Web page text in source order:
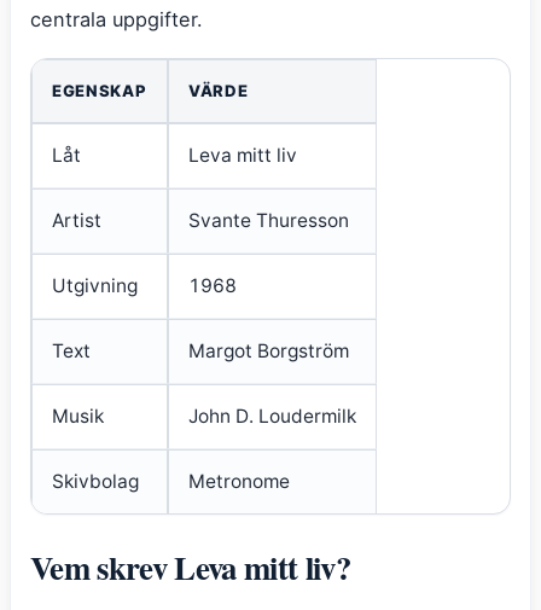
centrala uppgifter.
EGENSKAP VÄRDE
Låt Leva mitt liv
Artist Svante Thuresson
Utgivning 1968
Text Margot Borgström
Musik John D. Loudermilk
Skivbolag Metronome
Vem skrev Leva mitt liv?